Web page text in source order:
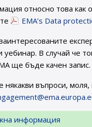
относно това как
EMA’s Data
уебинар. В случай че
ще бъде качен запис.
някакви въпроси, моля,
информация